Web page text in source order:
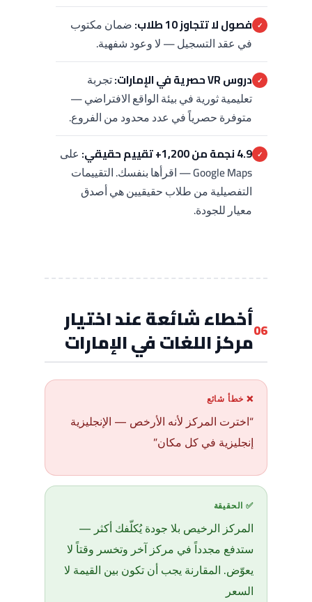
✓ فصول لا تتجاوز 10 طلاب:
ضمان مكتوب
في عقد التسجيل — لا وعود شفهية.
✓ دروس VR حصرية في الإمارات:
تجربة
تعليمية ثورية في بيئة الواقع الافتراضي —
متوفرة حصرياً في عدد محدود من الفروع.
✓ 4.9 نجمة من 1,200+ تقييم حقيقي:
على
Google Maps — اقرأها بنفسك. التقييمات
التفصيلية من طلاب حقيقيين هي أصدق
معيار للجودة.
06أخطاء شائعة عند اختيار
مركز اللغات في الإمارات
❌ خطأ شائع
“اخترت المركز لأنه الأرخص — الإنجليزية
إنجليزية في كل مكان”
✅ الحقيقة
المركز الرخيص بلا جودة يُكلّفك أكثر —
ستدفع مجدداً في مركز آخر وتخسر وقتاً لا
يعوّض. المقارنة يجب أن تكون بين القيمة لا
السعر